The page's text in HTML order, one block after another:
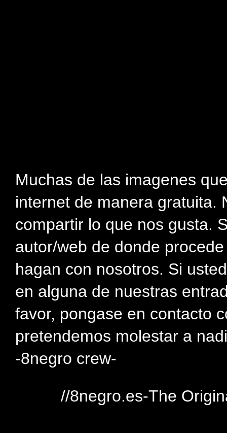
Muchas de las imagenes
internet de manera gratuita.
compartir lo que nos gusta.
autor/web de donde
hagan con nosotros. Si
en alguna de nuestras
favor, pongase en contacto
pretendemos molestar a
-8negro crew-
//8negro.es-The